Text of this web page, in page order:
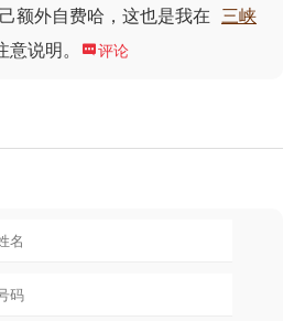
额外自费哈，这也是我在
三峡
意说明。 评论